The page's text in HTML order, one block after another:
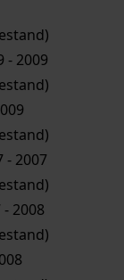
- 2009
- 2007
2008